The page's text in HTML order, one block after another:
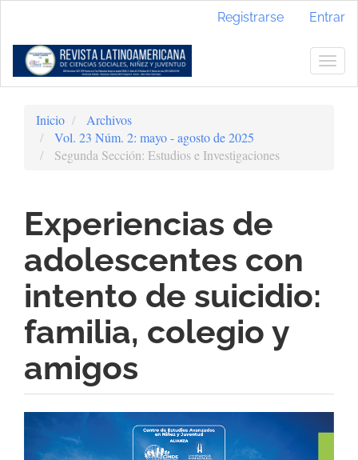
Contenido
principal
Barra
Registrarse Entrar
Inicio
Archivos
Vol. 23 Núm. 2: mayo - agosto de 2025
Segunda Sección: Estudios e Investigaciones
Experiencias de
adolescentes con
intento de suicidio:
familia, colegio y
amigos
Barra